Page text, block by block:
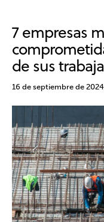
7 empresas
de sus
16 de septiembre de 2024